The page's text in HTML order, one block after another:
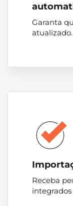
Garanta
atualizado.
Receba